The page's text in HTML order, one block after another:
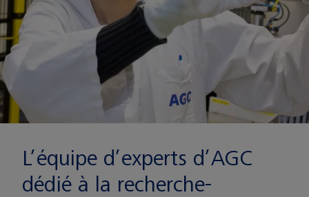
L’équipe d’experts d’AGC
dédié à la recherche-